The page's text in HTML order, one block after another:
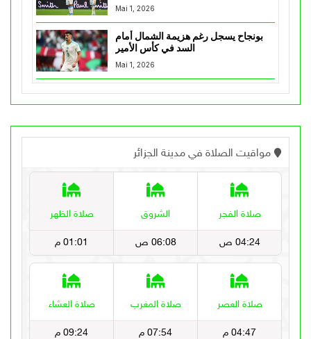
Mai 1, 2026
بونجاح يسجل رغم هزيمة الشمال أمام
السد في كأس الأمير
Mai 1, 2026